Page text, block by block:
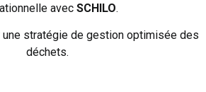
avec SCHILO.
une stratégie de gestion optimisée des
déchets.